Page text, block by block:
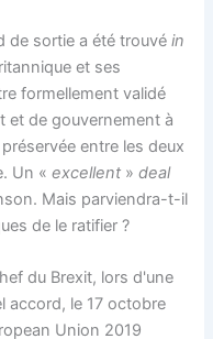
de sortie a été trouvéin
et ses
formellement validé
et de gouvernement à
entre les deux
Un «excellent »deal
Mais parviendra-t-il
de le ratifier ?